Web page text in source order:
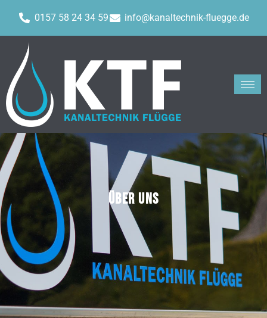
0157 58 24 34 59 info@kanaltechnik-fluegge.de
ÜBER UNS